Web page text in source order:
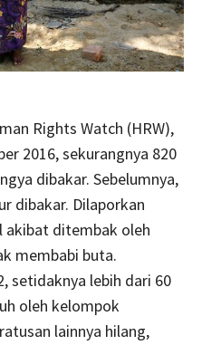
Rights Watch (HRW),
2016, sekurangnya 820
dibakar. Sebelumnya,
dibakar. Dilaporkan
akibat ditembak oleh
membabi buta.
setidaknya lebih dari 60
oleh kelompok
lainnya hilang,